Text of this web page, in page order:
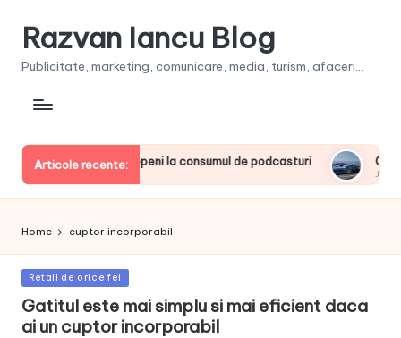
Razvan Iancu Blog
Publicitate, marketing, comunicare, media, turism, afaceri...
Articole recente:
printre liderii europeni la consumul de podcasturi Clienţii
June 20,
Home cuptor incorporabil
Posted
Retail de orice fel
Gatitul este mai simplu si mai eficient daca
ai un cuptor incorporabil